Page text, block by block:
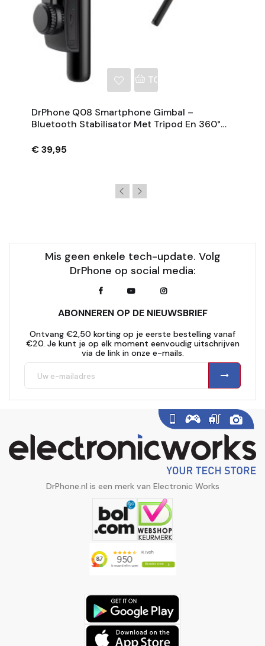
TOEVOEGEN AAN
DrPhone Q08 Smartphone Gimbal –
Bluetooth Stabilisator Met Tripod En 360°
€ 39,95
Mis geen enkele tech-update. Volg
DrPhone op social media:
ABONNEREN OP DE NIEUWSBRIEF
Ontvang €2,50 korting op je eerste bestelling vanaf
€20. Je kunt je op elk moment eenvoudig uitschrijven
via de link in onze e-mails.
DrPhone.nl is een merk van Electronic Works